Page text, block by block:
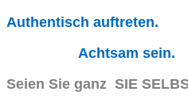
Authentisch auftreten.
Achtsam sein.
Seien Sie ganz SIE